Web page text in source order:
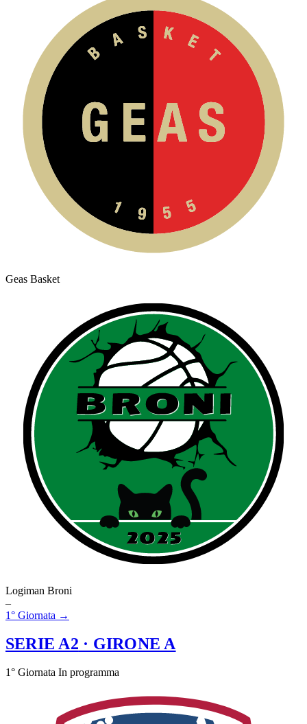
Geas Basket
Logiman Broni
–
1° Giornata →
SERIE A2 · GIRONE A
1° Giornata In programma